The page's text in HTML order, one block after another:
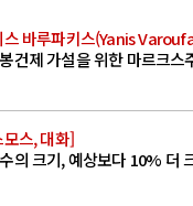
스 바루파키스(Yanis
건제 가설을 위한 마르크스
스, 대화]
의 크기, 예상보다 10% 더